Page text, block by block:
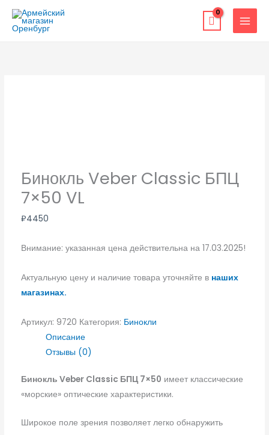
Перейти
содержимому
Бинокль Veber Classic БПЦ
7×50 VL
₽4450
Внимание: указанная цена действительна на 17.03.2025!
Актуальную цену и наличие товара уточняйте в наших
магазинах.
Артикул: 9720 Категория: Бинокли
Описание
Отзывы (0)
Бинокль Veber Classic БПЦ 7×50 имеет классические
«морские» оптические характеристики.
Широкое поле зрения позволяет легко обнаружить